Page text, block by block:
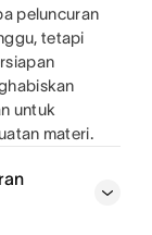
peluncuran
tetapi
untuk
materi.